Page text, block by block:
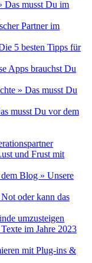
Das musst Du im
Partner im
5 besten Tipps für
Apps brauchst Du
» Das musst Du
musst Du vor dem
und Frust mit
Blog » Unsere
oder kann das
umzusteigen
im Jahre 2023
mit Plug-ins &